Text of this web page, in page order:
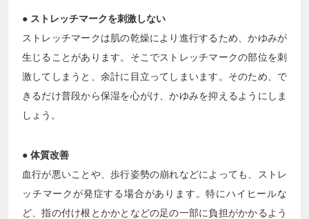
● ストレッチマークを刺激しない
ストレッチマークは肌の乾燥により進行するため、かゆみが
生じることがあります。そこでストレッチマークの部位を刺
激してしまうと、余計に目立ってしまいます。そのため、で
きるだけ普段から保湿を心がけ、かゆみを抑えるようにしま
しょう。
● 体質改善
血行が悪いことや、歩行姿勢の崩れなどによっても、ストレ
ッチマークが発症する場合があります。特にハイヒールな
ど、指の付け根とかかとなどの足の一部に負担がかかるよう